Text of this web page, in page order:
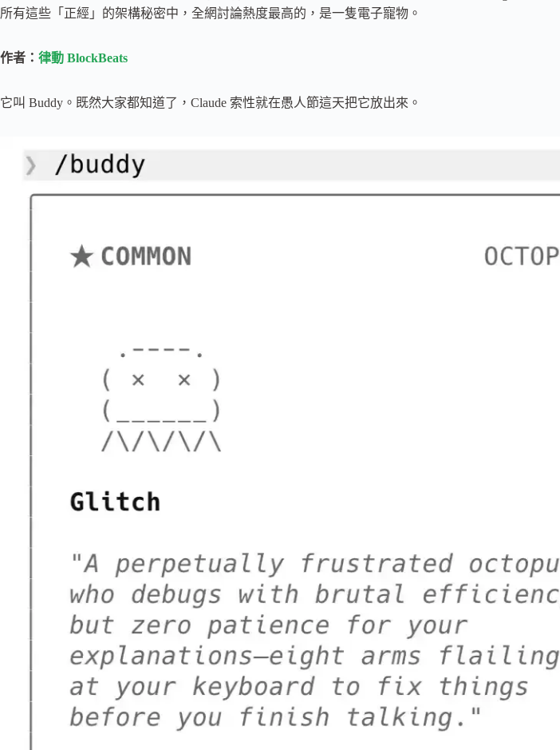
所有這些「正經」的架構秘密中，全網討論熱度最高的，是一隻電子寵物。
作者： 律動 BlockBeats
它叫 Buddy。既然大家都知道了，Claude 索性就在愚人節這天把它放出來。